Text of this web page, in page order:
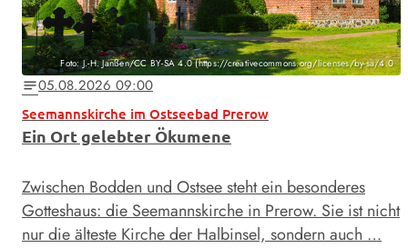
Foto: J.-H. Janßen/CC BY-SA 4.0 (https://creativecommons.org/licenses/by-sa/4.0
notes05.08.2026 09:00
Seemannskirche im Ostseebad Prerow
Ein Ort gelebter Ökumene
Zwischen Bodden und Ostsee steht ein besonderes
Gotteshaus: die Seemannskirche in Prerow. Sie ist nicht
nur die älteste Kirche der Halbinsel, sondern auch …